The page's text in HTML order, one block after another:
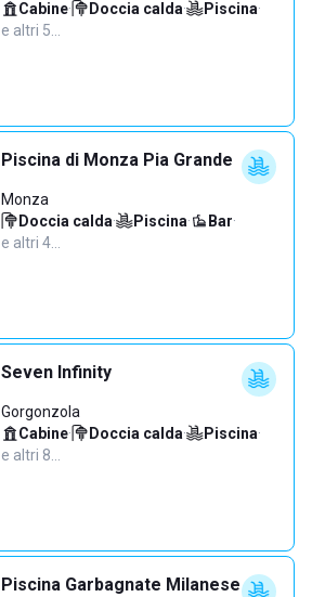
Cabine· Doccia calda· Piscina·
e altri 5…
Piscina di Monza Pia Grande
Monza
Doccia calda· Piscina· Bar·
e altri 4…
Seven Infinity
Gorgonzola
Cabine· Doccia calda· Piscina·
e altri 8…
Piscina Garbagnate Milanese